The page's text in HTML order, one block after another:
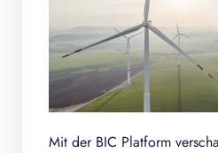
Mit der BIC Platform